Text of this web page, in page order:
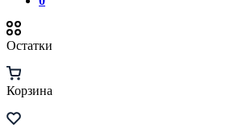
Остатки
Корзина